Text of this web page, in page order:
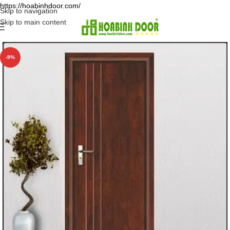
https://hoabinhdoor.com/
Skip to navigation
Skip to main content
-9%